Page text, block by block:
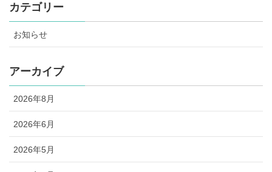
カテゴリー
お知らせ
アーカイブ
2026年8月
2026年6月
2026年5月